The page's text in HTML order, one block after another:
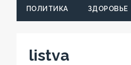
ПОЛИТИКА ЗДОРОВЬЕ
listva